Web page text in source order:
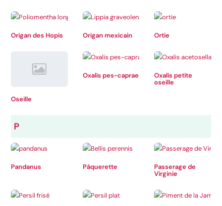
Origan des Hopis Origan mexicain Ortie
Oseille
Oxalis pes-caprae
Oxalis petite
oseille
P
Pandanus Pâquerette
Passerage de
Virginie